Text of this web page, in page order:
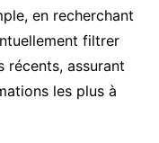
en recherchant
filtrer
récents, assurant
les plus à